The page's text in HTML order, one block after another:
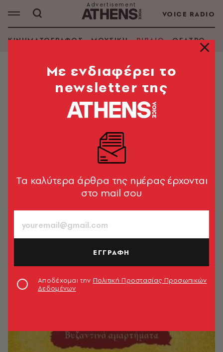
VOICE RADIO
ΚΙΝΗΜΑΤΟΓΡΑΦΟΣ ΜΟΥΣΙΚΗ ΒΙΒΛΙΟ ΘΕΑΤΡΟ -
ΓΙΑΝΝΗΣ ΚΑΛΠΟΥΖΟΣ
ΑΝΑΖΗΤΗΣΗ ΒΙΒΛΙΟΥ
Mε ενδιαφέρει το
newsletter της
Tα καλύτερα άρθρα της ημέρας έρχονται
στο mail σου
ΕΓΓΡΑΦΗ
Αποδέχομαι την Πολιτική Προστασίας Προσωπικών
Δεδομένων